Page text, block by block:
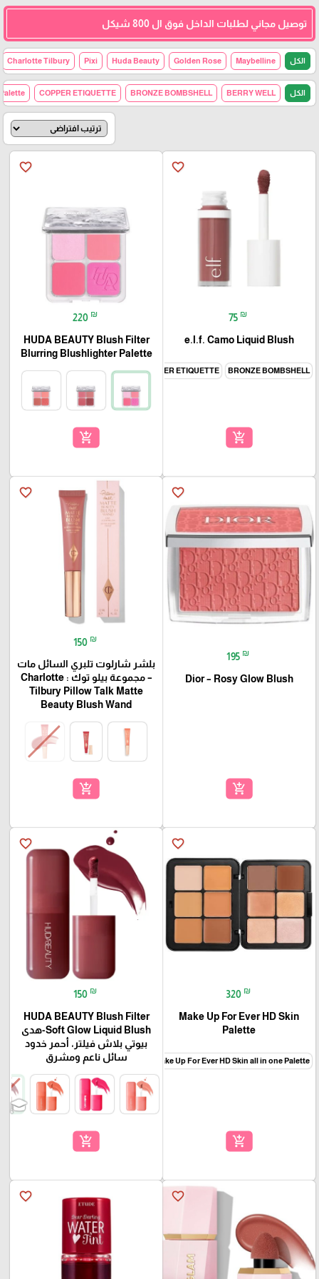
توصيل مجاني لطلبات الداخل فوق ال 800 شيكل
الكل Maybelline
Golden Rose
Huda Beauty
Pixi
Charlotte Tilbury
الكل BERRY WELL
BRONZE BOMBSHELL
COPPER ETIQUETTE
favorite_border
75 ₪
e.l.f. Camo Liquid Blush
BRONZE BOMBSHELL
COPPER ETIQUETTE
PEACH PERFECT
SWAVE MAUVE
add_shopping_cart
favorite_border
220 ₪
HUDA BEAUTY Blush Filter
Blurring Blushlighter Palette
add_shopping_cart
favorite_border
195 ₪
Dior – Rosy Glow Blush
add_shopping_cart
favorite_border
150 ₪
بلشر شارلوت تلبري السائل مات
– مجموعة بيلو توك : Charlotte
Tilbury Pillow Talk Matte
Beauty Blush Wand
add_shopping_cart
favorite_border
320 ₪
Make Up For Ever HD Skin
Palette
Make Up For Ever HD Skin all in one Palette
add_shopping_cart
favorite_border
150 ₪
HUDA BEAUTY Blush Filter
Soft Glow Liquid Blush-هدى
بيوتي بلاش فيلتر، أحمر خدود
سائل ناعم ومشرق
add_shopping_cart
favorite_border
favorite_border